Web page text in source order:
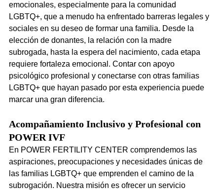
emocionales, especialmente para la comunidad
LGBTQ+, que a menudo ha enfrentado barreras legales y
sociales en su deseo de formar una familia. Desde la
elección de donantes, la relación con la madre
subrogada, hasta la espera del nacimiento, cada etapa
requiere fortaleza emocional. Contar con apoyo
psicológico profesional y conectarse con otras familias
LGBTQ+ que hayan pasado por esta experiencia puede
marcar una gran diferencia.
Acompañamiento Inclusivo y Profesional con
POWER IVF
En POWER FERTILITY CENTER comprendemos las
aspiraciones, preocupaciones y necesidades únicas de
las familias LGBTQ+ que emprenden el camino de la
subrogación. Nuestra misión es ofrecer un servicio